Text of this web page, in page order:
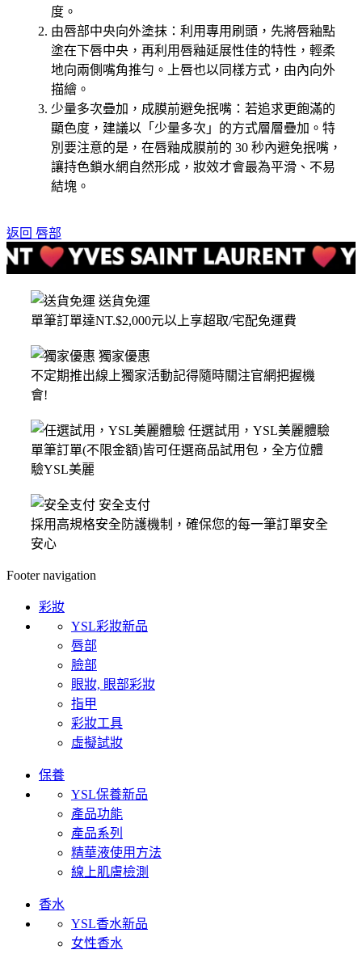
度。
由唇部中央向外塗抹：利用專用刷頭，先將唇釉點
塗在下唇中央，再利用唇釉延展性佳的特性，輕柔
地向兩側嘴角推勻。上唇也以同樣方式，由內向外
描繪。
少量多次疊加，成膜前避免抿嘴：若追求更飽滿的
顯色度，建議以「少量多次」的方式層層疊加。特
別要注意的是，在唇釉成膜前的 30 秒內避免抿嘴，
讓持色鎖水網自然形成，妝效才會最為平滑、不易
結塊。
返回 唇部
送貨免運
單筆訂單達NT.$2,000元以上享超取/宅配免運費
獨家優惠
不定期推出線上獨家活動記得隨時關注官網把握機
會!
任選試用，YSL美麗體驗
單筆訂單(不限金額)皆可任選商品試用包，全方位體
驗YSL美麗
安全支付
採用高規格安全防護機制，確保您的每一筆訂單安全
安心
Footer navigation
彩妝
YSL彩妝新品
唇部
臉部
眼妝, 眼部彩妝
指甲
彩妝工具
虛擬試妝
保養
YSL保養新品
產品功能
產品系列
精華液使用方法
線上肌膚檢測
香水
YSL香水新品
女性香水